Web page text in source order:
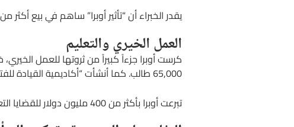
يقدر الخبراء أن “تأثير أوبرا” ساهم في بيع أكثر من 55 مليون كتاب، مما يجعلها واحدة من أكثر المؤثرين في صناعة النشر.
العمل الخيري والتعليم
كرست أوبرا جزءاً كبيراً من ثروتها للعمل
65,000 طالب. كما أنشأت “أكاديمية القيادة للفتيات” في جنوب أفريقيا، وهي مدرسة داخلية للفتيات من خلفيات محرومة.
تبرعت أوبرا بأكثر من 400 مليون دولار للقضايا التعليمية، وتعهدت بالتبرع بمعظم ثروتها للأعمال الخيرية بعد وفاتها.